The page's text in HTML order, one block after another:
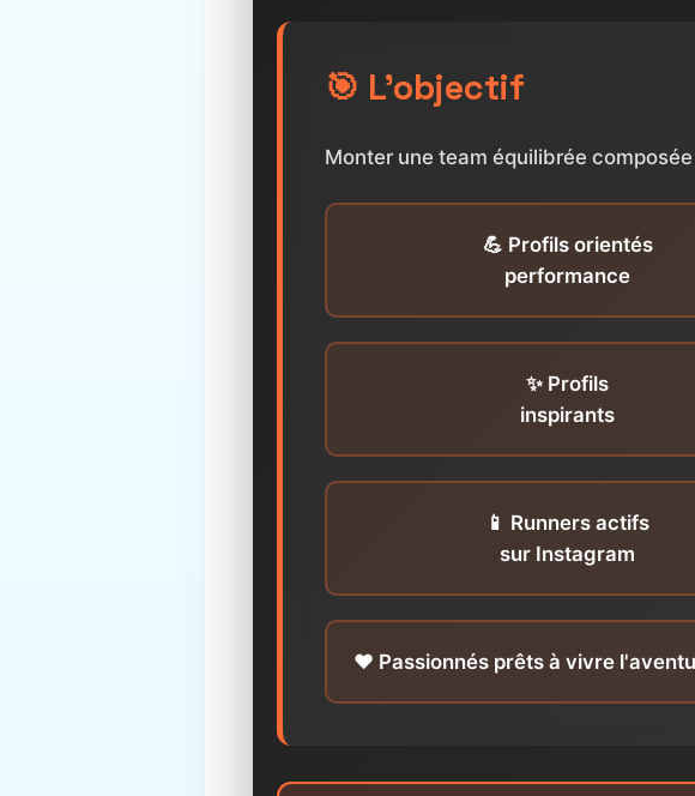
🎯 L'objectif
Monter une team équilibrée
💪 Profils orientés
performance
✨ Profils
inspirants
📱 Runners actifs
sur Instagram
❤️ Passionnés prêts à vivre